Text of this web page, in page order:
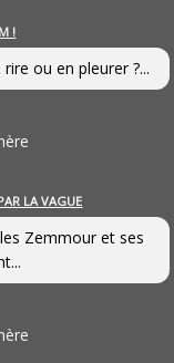
!
ou en pleurer ?...
LA VAGUE
Zemmour et ses